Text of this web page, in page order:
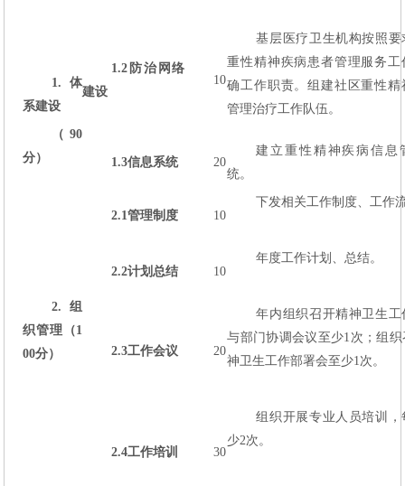
1. 体
系建设
（90
分）
1.2 防治网络
建设
10
基层医疗卫生机构按照要
重性精神疾病患者管理服务工
确工作职责。组建社区重性精
管理治疗工作队伍。
1.3信息系统 20
建立重性精神疾病信息
统。
2. 组
织管理（1
00分）
2.1管理制度 10
下发相关工作制度、工作
2.2计划总结 10
年度工作计划、总结。
2.3工作会议 20
年内组织召开精神卫生工
与部门协调会议至少1次；组织
神卫生工作部署会至少1次。
2.4工作培训 30
组织开展专业人员培训，
少2次。